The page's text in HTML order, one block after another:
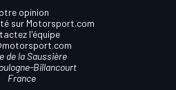
opinion
sur Motorsport.com
l'équipe
de la Saussière
Billancourt
France